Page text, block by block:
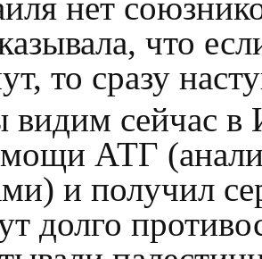
нет
что
то сразу
видим сейчас
АТГ
и получил
долго